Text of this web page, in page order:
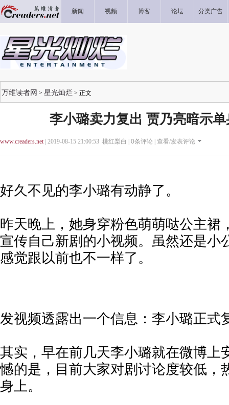
新闻 视频 博客 论坛 分类广告
万维读者网 > 星光灿烂 > 正文
李小璐卖力复出 贾乃亮暗示
www.creaders.net| 2019-08-15 21:00:53 桃红梨白 | 0条评论 | 查看/发表评论
好久不见的李小璐有动静了。
昨天晚上，她身穿粉色萌萌哒公主裙
宣传自己新剧的小视频。虽然还是小
感觉跟以前也不一样了。
发视频透露出一个信息：李小璐正式
其实，早在前几天李小璐就在微博上
憾的是，目前大家对剧讨论度较低，
身上。